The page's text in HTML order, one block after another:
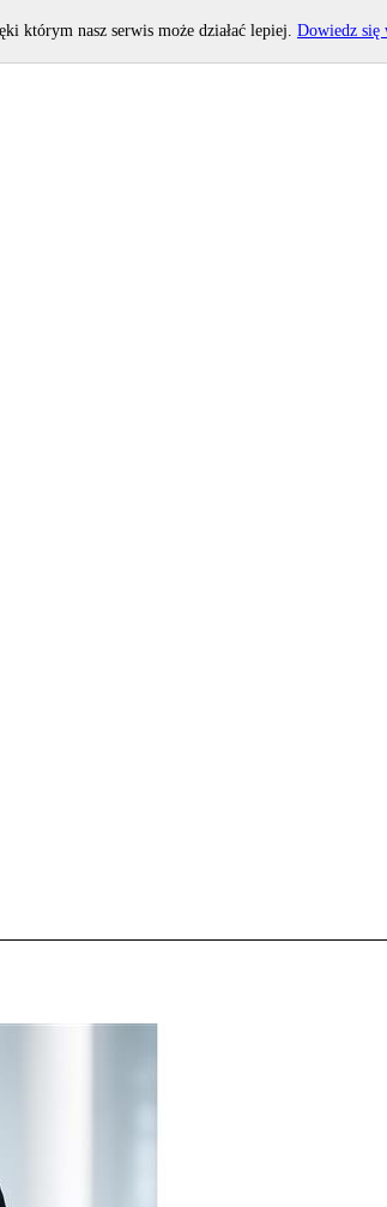
którym nasz serwis może działać lepiej. Dowiedz się